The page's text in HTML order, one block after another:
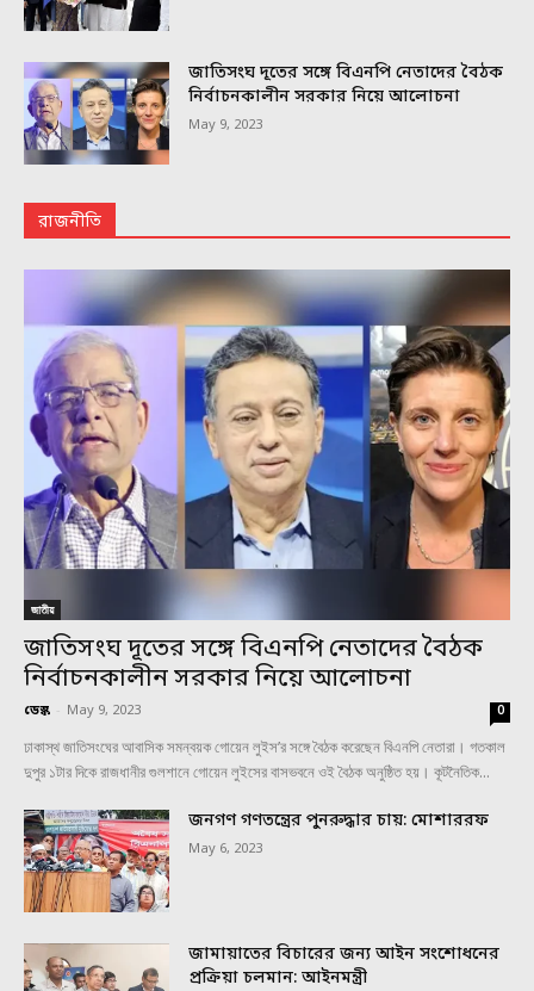
জাতিসংঘ দূতের সঙ্গে বিএনপি নেতাদের বৈঠক
নির্বাচনকালীন সরকার নিয়ে আলোচনা
May 9, 2023
রাজনীতি
জাতীয়
জাতিসংঘ দূতের সঙ্গে বিএনপি নেতাদের বৈঠক
নির্বাচনকালীন সরকার নিয়ে আলোচনা
ডেস্ক - May 9, 2023 0
ঢাকাস্থ জাতিসংঘের আবাসিক সমন্বয়ক গোয়েন লুইস’র সঙ্গে বৈঠক করেছেন বিএনপি নেতারা। গতকাল
দুপুর ১টার দিকে রাজধানীর গুলশানে গোয়েন লুইসের বাসভবনে ওই বৈঠক অনুষ্ঠিত হয়। কূটনৈতিক...
জনগণ গণতন্ত্রের পুনরুদ্ধার চায়: মোশাররফ
May 6, 2023
জামায়াতের বিচারের জন্য আইন সংশোধনের
প্রক্রিয়া চলমান: আইনমন্ত্রী